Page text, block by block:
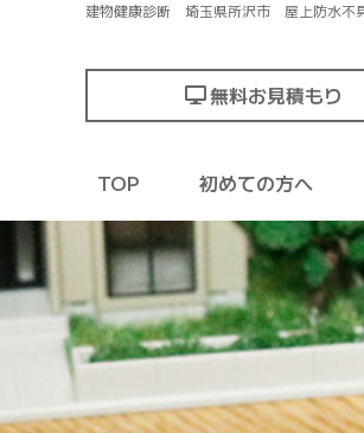
建物健康診断 埼玉県所沢市 屋上防水不
無料お見積もり
TOP 初めての方へ